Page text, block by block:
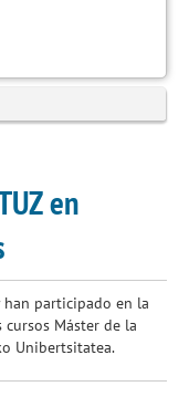
en
han participado en la
Máster de la
Unibertsitatea.